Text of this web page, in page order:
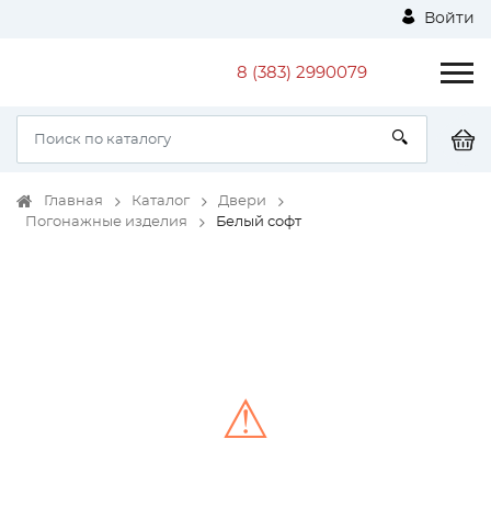
Войти
8 (383) 2990079
Главная Каталог
Двери
Погонажные изделия
Белый софт
⚠